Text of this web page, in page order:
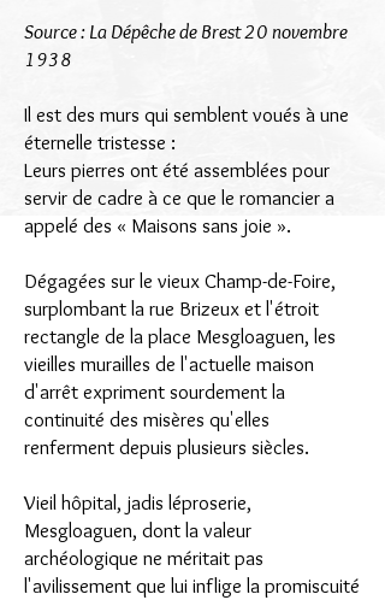
Source : La Dépêche de Brest 20 novembre
1938
Il est des murs qui semblent voués à une
éternelle tristesse :
Leurs pierres ont été assemblées pour
servir de cadre à ce que le romancier a
appelé des « Maisons sans joie ».
Dégagées sur le vieux Champ-de-Foire,
surplombant la rue Brizeux et l'étroit
rectangle de la place Mesgloaguen, les
vieilles murailles de l'actuelle maison
d'arrêt expriment sourdement la
continuité des misères qu'elles
renferment depuis plusieurs siècles.
Vieil hôpital, jadis léproserie,
Mesgloaguen, dont la valeur
archéologique ne méritait pas
l'avilissement que lui inflige la promiscuité